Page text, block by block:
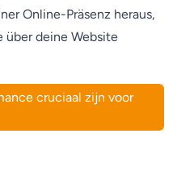
Online-Präsenz heraus,
über deine Website
cruciaal zijn voor